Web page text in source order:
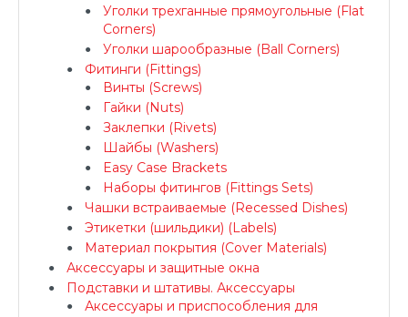
Уголки трехганные прямоугольные (Flat
Corners)
Уголки шарообразные (Ball Corners)
Фитинги (Fittings)
Винты (Screws)
Гайки (Nuts)
Заклепки (Rivets)
Шайбы (Washers)
Easy Case Brackets
Наборы фитингов (Fittings Sets)
Чашки встраиваемые (Recessed Dishes)
Этикетки (шильдики) (Labels)
Материал покрытия (Cover Materials)
Аксессуары и защитные окна
Подставки и штативы. Аксессуары
Аксессуары и приспособления для